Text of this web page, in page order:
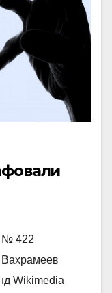
№ 422
Вахрамеев
Wikimedia